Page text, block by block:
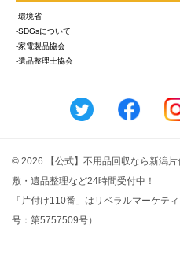
-環境省
-SDGsについて
-家電製品協会
-遺品整理士協会
© 2026 【公式】不用品回収なら新潟
敷・遺品整理など24時間受付中！
「片付け110番」はリベラルマーケテ
号：第5757509号）